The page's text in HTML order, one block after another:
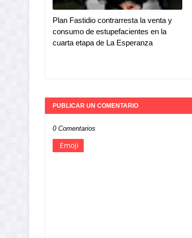
Plan Fastidio contrarresta la venta y
consumo de estupefacientes en la
cuarta etapa de La Esperanza
PUBLICAR UN COMENTARIO
0 Comentarios
Emoji